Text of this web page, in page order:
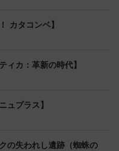
カタコンベ】
ィカ：革新の時代】
ュプラス】
の失われし遺跡（蜘蛛の